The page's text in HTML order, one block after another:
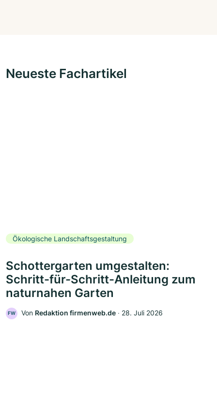
Neueste Fachartikel
Ökologische Landschaftsgestaltung
Schottergarten umgestalten:
Schritt-für-Schritt-Anleitung zum
naturnahen Garten
FW Von Redaktion firmenweb.de ‧ 28. Juli 2026